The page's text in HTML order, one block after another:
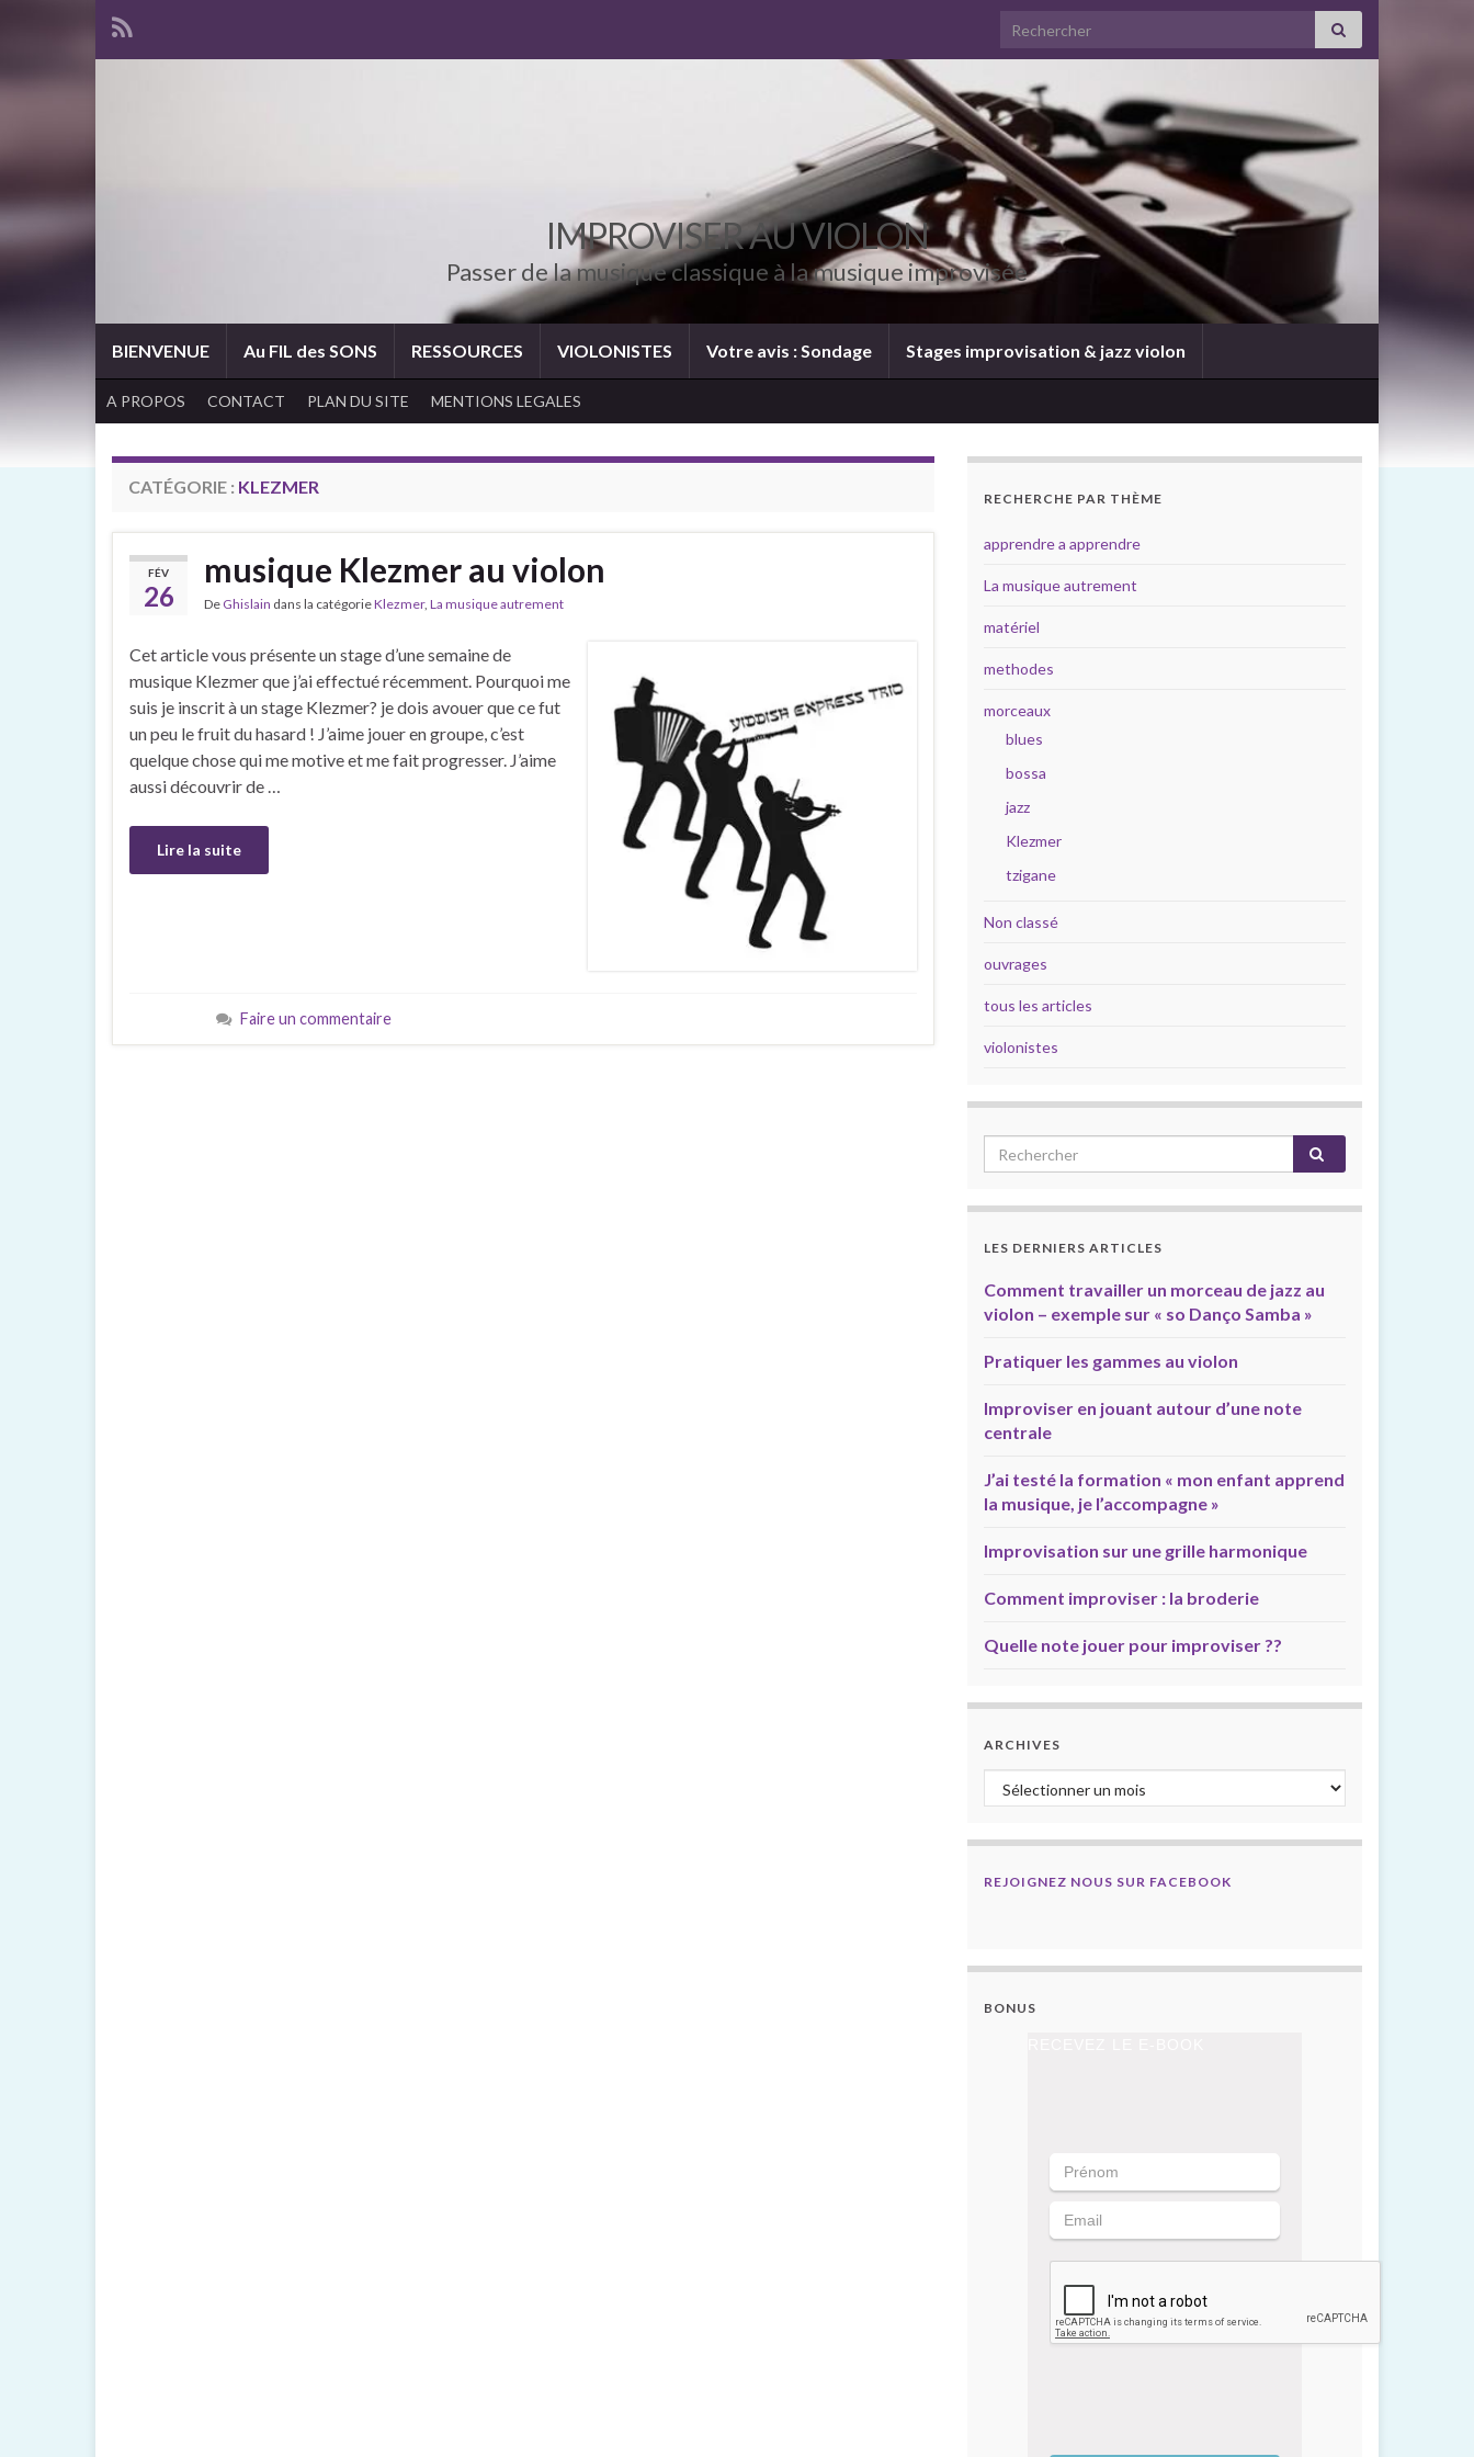
IMPROVISER AU VIOLON
Passer de la musique classique à la musique improvisée
BIENVENUE Au FIL des SONS RESSOURCES VIOLONISTES Votre avis : Sondage Stages improvisation & jazz violon
A PROPOS CONTACT PLAN DU SITE MENTIONS LEGALES
CATÉGORIE : KLEZMER
FÉV
26
musique Klezmer au violon
De Ghislain dans la catégorieKlezmer, La musique autrement
Cet article vous présente un stage d’une semaine de
musique Klezmer que j’ai effectué récemment. Pourquoi me
suis je inscrit à un stage Klezmer? je dois avouer que ce fut
un peu le fruit du hasard ! J’aime jouer en groupe, c’est
quelque chose qui me motive et me fait progresser. J’aime
aussi découvrir de …
Lire la suite
Faire un commentaire
RECHERCHE PAR THÈME
apprendre a apprendre
La musique autrement
matériel
methodes
morceaux
blues
bossa
jazz
Klezmer
tzigane
Non classé
ouvrages
tous les articles
violonistes
LES DERNIERS ARTICLES
Comment travailler un morceau de jazz au
violon – exemple sur « so Danço Samba »
Pratiquer les gammes au violon
Improviser en jouant autour d’une note
centrale
J’ai testé la formation « mon enfant apprend
la musique, je l’accompagne »
Improvisation sur une grille harmonique
Comment improviser : la broderie
Quelle note jouer pour improviser ??
ARCHIVES
Archives
REJOIGNEZ NOUS SUR FACEBOOK
BONUS